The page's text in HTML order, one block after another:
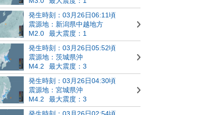
発生時刻：03月26日06:11頃
震源地：新潟県中越地方
M2.0
最大震度：1
発生時刻：03月26日05:52頃
震源地：茨城県沖
M4.2
最大震度：3
発生時刻：03月26日04:30頃
震源地：宮城県沖
M4.2
最大震度：3
発生時刻：03月26日02:54頃